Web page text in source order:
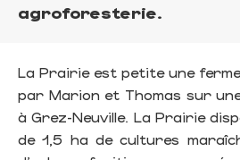
agroforesterie.
La Prairie est petite une
par Marion et Thomas sur
à Grez-Neuville. La Prairie
de 1,5 ha de cultures